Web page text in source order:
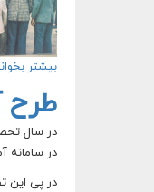
بیشتر
طرح
در سامانه
در پی این